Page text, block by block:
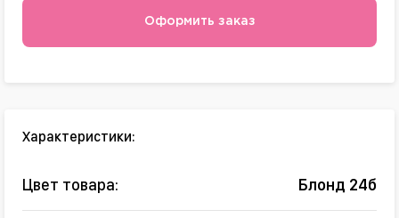
Оформить заказ
Характеристики:
Цвет товара: Блонд 24б